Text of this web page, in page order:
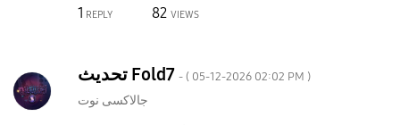
1 REPLY 82 VIEWS
تحديث Fold7 - ( ‎05-12-2026 02:02 PM )
جالاكسى نوت